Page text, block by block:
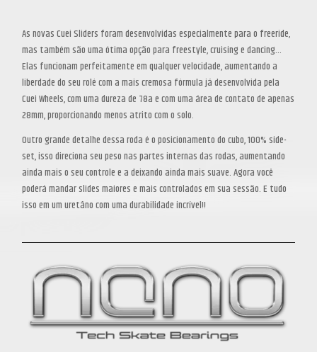
original
era:
R$428,00.
atual
é:
R$385,20.
As novas Cuei Sliders foram desenvolvidas especialmente para o freeride,
mas também são uma ótima opção para freestyle, cruising e dancing…
Elas funcionam perfeitamente em qualquer velocidade, aumentando a
liberdade do seu rolé com a mais cremosa fórmula já desenvolvida pela
Cuei Wheels, com uma dureza de 78a e com uma área de contato de apenas
28mm, proporcionando menos atrito com o solo.
Outro grande detalhe dessa roda é o posicionamento do cubo, 100% side-
set, isso direciona seu peso nas partes internas das rodas, aumentando
ainda mais o seu controle e a deixando ainda mais suave.Agora você
poderá mandar slides maiores e mais controlados em sua sessão.E tudo
isso em um uretâno com uma durabilidade incrível!!